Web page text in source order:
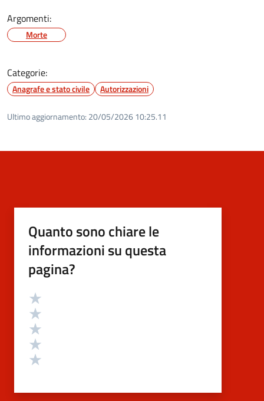
Argomenti:
Morte
Categorie:
Anagrafe e stato civile Autorizzazioni
Ultimo aggiornamento: 20/05/2026 10:25.11
Quanto sono chiare le
informazioni su questa
pagina?
Valutazione